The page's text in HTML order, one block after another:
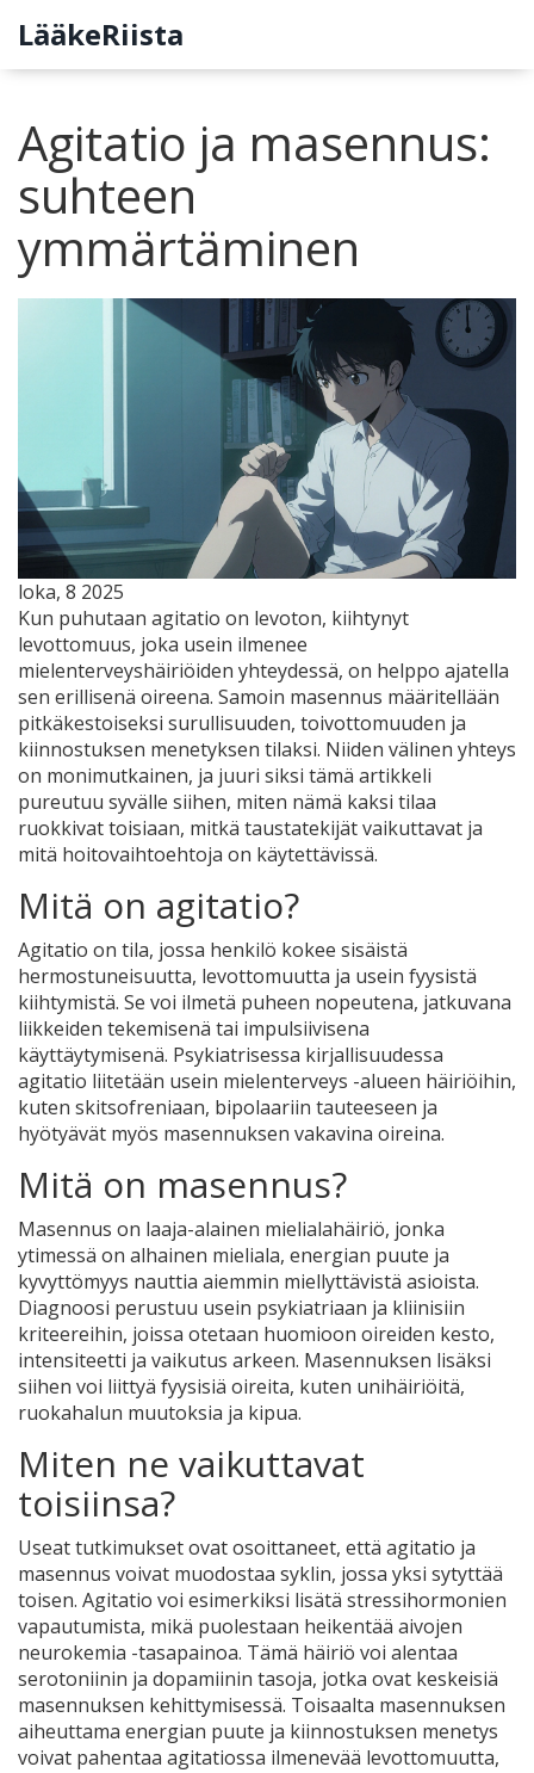
LääkeRiista
Agitatio ja masennus:
suhteen
ymmärtäminen
loka, 8 2025
Kun puhutaan agitatio on levoton, kiihtynyt
levottomuus, joka usein ilmenee
mielenterveyshäiriöiden yhteydessä, on helppo ajatella
sen erillisenä oireena. Samoin masennus määritellään
pitkäkestoiseksi surullisuuden, toivottomuuden ja
kiinnostuksen menetyksen tilaksi. Niiden välinen yhteys
on monimutkainen, ja juuri siksi tämä artikkeli
pureutuu syvälle siihen, miten nämä kaksi tilaa
ruokkivat toisiaan, mitkä taustatekijät vaikuttavat ja
mitä hoitovaihtoehtoja on käytettävissä.
Mitä on agitatio?
Agitatio on tila, jossa henkilö kokee sisäistä
hermostuneisuutta, levottomuutta ja usein fyysistä
kiihtymistä. Se voi ilmetä puheen nopeutena, jatkuvana
liikkeiden tekemisenä tai impulsiivisena
käyttäytymisenä. Psykiatrisessa kirjallisuudessa
agitatio liitetään usein mielenterveys -alueen häiriöihin,
kuten skitsofreniaan, bipolaariin tauteeseen ja
hyötyävät myös masennuksen vakavina oireina.
Mitä on masennus?
Masennus on laaja-alainen mielialahäiriö, jonka
ytimessä on alhainen mieliala, energian puute ja
kyvyttömyys nauttia aiemmin miellyttävistä asioista.
Diagnoosi perustuu usein psykiatriaan ja kliinisiin
kriteereihin, joissa otetaan huomioon oireiden kesto,
intensiteetti ja vaikutus arkeen. Masennuksen lisäksi
siihen voi liittyä fyysisiä oireita, kuten unihäiriöitä,
ruokahalun muutoksia ja kipua.
Miten ne vaikuttavat
toisiinsa?
Useat tutkimukset ovat osoittaneet, että agitatio ja
masennus voivat muodostaa syklin, jossa yksi sytyttää
toisen. Agitatio voi esimerkiksi lisätä stressihormonien
vapautumista, mikä puolestaan heikentää aivojen
neurokemia -tasapainoa. Tämä häiriö voi alentaa
serotoniinin ja dopamiinin tasoja, jotka ovat keskeisiä
masennuksen kehittymisessä. Toisaalta masennuksen
aiheuttama energian puute ja kiinnostuksen menetys
voivat pahentaa agitatiossa ilmenevää levottomuutta,